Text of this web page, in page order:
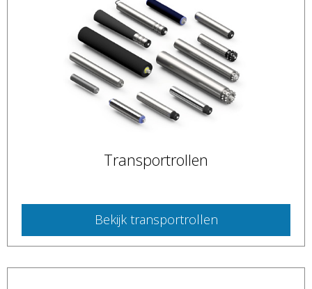
Transportrollen
Bekijk transportrollen